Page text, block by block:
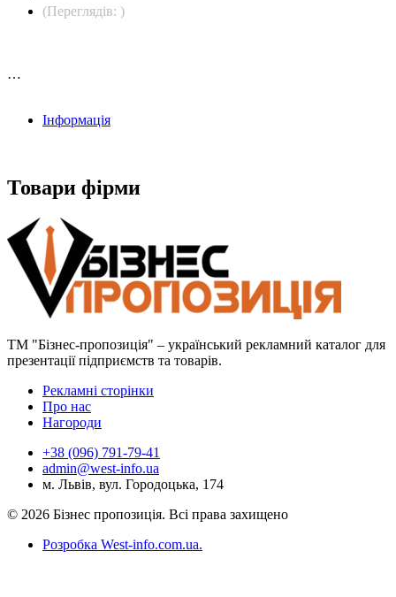
(Переглядів: )
…
Інформація
Товари фірми
ТМ "Бізнес-пропозиція" – український рекламний каталог для
презентації підприємств та товарів.
Рекламні сторінки
Про нас
Нагороди
+38 (096) 791-79-41
admin@west-info.ua
м. Львів, вул. Городоцька, 174
© 2026 Бізнес пропозиція. Всі права захищено
Розробка West-info.com.ua.